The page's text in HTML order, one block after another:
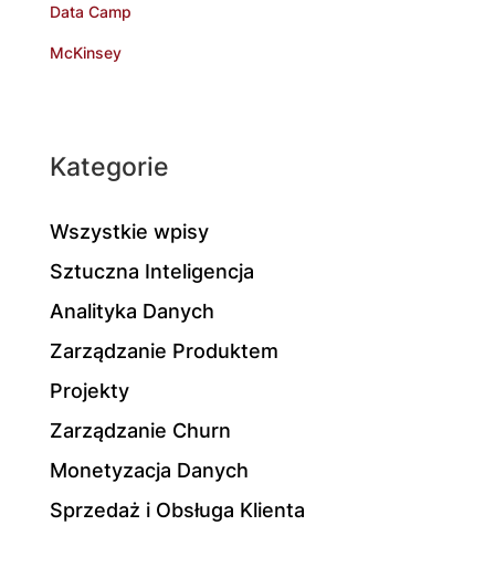
Data Camp
McKinsey
Kategorie
Wszystkie wpisy
Sztuczna Inteligencja
Analityka Danych
Zarządzanie Produktem
Projekty
Zarządzanie Churn
Monetyzacja Danych
Sprzedaż i Obsługa Klienta